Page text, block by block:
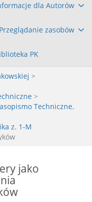
dla Autorów
Przeglądanie zasobów
PK
>
>
Techniczne.
z. 1-M
jako